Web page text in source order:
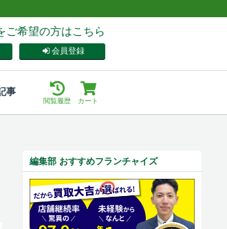
ご希望の方はこちら
会員登録
事
カート
閲覧履歴
編集部 おすすめフランチャイズ